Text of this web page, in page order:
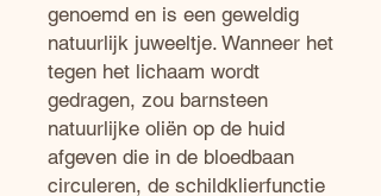
genoemd en is een geweldig
natuurlijk juweeltje. Wanneer het
tegen het lichaam wordt
gedragen, zou barnsteen
natuurlijke oliën op de huid
afgeven die in de bloedbaan
circuleren, de schildklierfunctie